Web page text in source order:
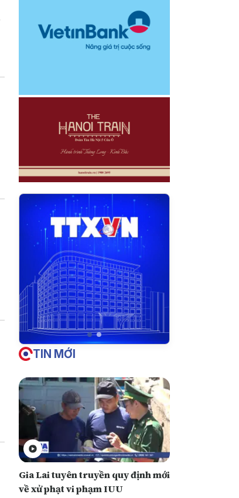
TIN MỚI
Gia Lai tuyên truyền quy định mới
về xử phạt vi phạm IUU